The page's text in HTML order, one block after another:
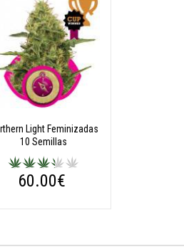
Light Feminizadas
10 Semillas
60.00€